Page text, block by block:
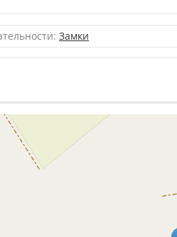
Замки